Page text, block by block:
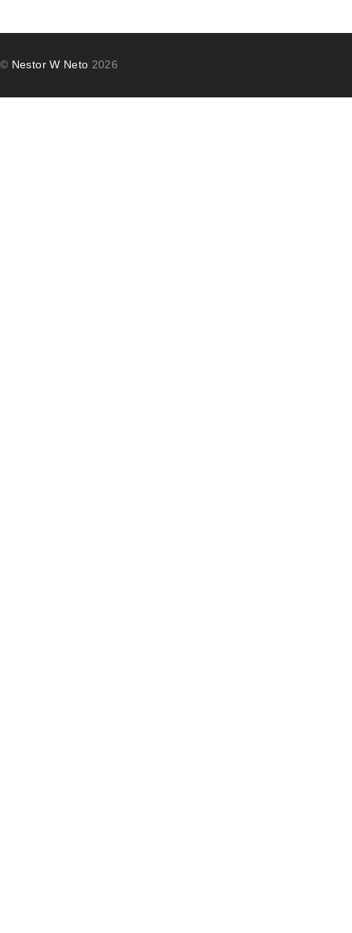
© Nestor W Neto 2026